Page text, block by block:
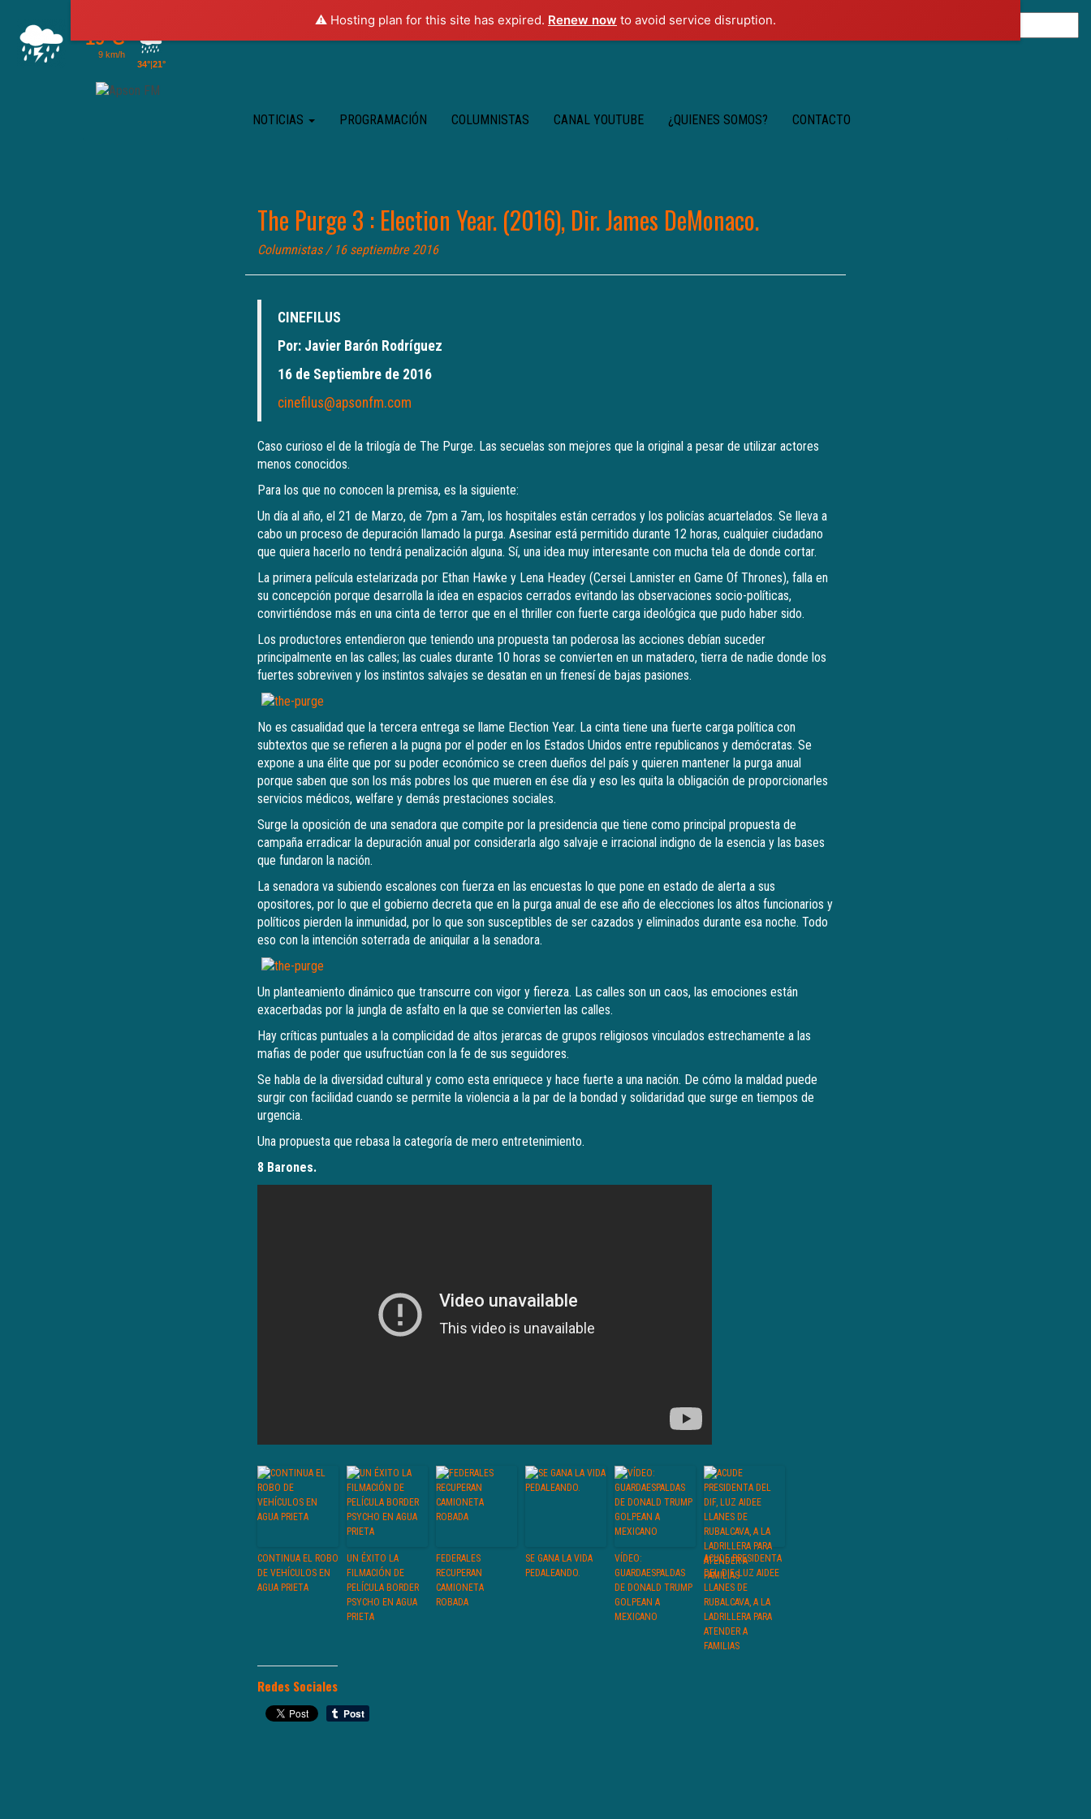
⚠️ Hosting plan for this site has expired. Renew now to avoid service disruption.
NOTICIAS PROGRAMACIÓN COLUMNISTAS CANAL YOUTUBE ¿QUIENES SOMOS? CONTACTO
The Purge 3 : Election Year. (2016), Dir. James DeMonaco.
Columnistas/ 16 septiembre 2016
CINEFILUS
Por: Javier Barón Rodríguez
16 de Septiembre de 2016
cinefilus@apsonfm.com
Caso curioso el de la trilogía de The Purge. Las secuelas son mejores que la original a pesar de utilizar actores
menos conocidos.
Para los que no conocen la premisa, es la siguiente:
Un día al año, el 21 de Marzo, de 7pm a 7am, los hospitales están cerrados y los policías acuartelados. Se lleva a
cabo un proceso de depuración llamado la purga. Asesinar está permitido durante 12 horas, cualquier ciudadano
que quiera hacerlo no tendrá penalización alguna. Sí, una idea muy interesante con mucha tela de donde cortar.
La primera película estelarizada por Ethan Hawke y Lena Headey (Cersei Lannister en Game Of Thrones), falla en
su concepción porque desarrolla la idea en espacios cerrados evitando las observaciones socio-políticas,
convirtiéndose más en una cinta de terror que en el thriller con fuerte carga ideológica que pudo haber sido.
Los productores entendieron que teniendo una propuesta tan poderosa las acciones debían suceder
principalmente en las calles; las cuales durante 10 horas se convierten en un matadero, tierra de nadie donde los
fuertes sobreviven y los instintos salvajes se desatan en un frenesí de bajas pasiones.
No es casualidad que la tercera entrega se llame Election Year. La cinta tiene una fuerte carga política con
subtextos que se refieren a la pugna por el poder en los Estados Unidos entre republicanos y demócratas. Se
expone a una élite que por su poder económico se creen dueños del país y quieren mantener la purga anual
porque saben que son los más pobres los que mueren en ése día y eso les quita la obligación de proporcionarles
servicios médicos, welfare y demás prestaciones sociales.
Surge la oposición de una senadora que compite por la presidencia que tiene como principal propuesta de
campaña erradicar la depuración anual por considerarla algo salvaje e irracional indigno de la esencia y las bases
que fundaron la nación.
La senadora va subiendo escalones con fuerza en las encuestas lo que pone en estado de alerta a sus
opositores, por lo que el gobierno decreta que en la purga anual de ese año de elecciones los altos funcionarios y
políticos pierden la inmunidad, por lo que son susceptibles de ser cazados y eliminados durante esa noche. Todo
eso con la intención soterrada de aniquilar a la senadora.
Un planteamiento dinámico que transcurre con vigor y fiereza. Las calles son un caos, las emociones están
exacerbadas por la jungla de asfalto en la que se convierten las calles.
Hay críticas puntuales a la complicidad de altos jerarcas de grupos religiosos vinculados estrechamente a las
mafias de poder que usufructúan con la fe de sus seguidores.
Se habla de la diversidad cultural y como esta enriquece y hace fuerte a una nación. De cómo la maldad puede
surgir con facilidad cuando se permite la violencia a la par de la bondad y solidaridad que surge en tiempos de
urgencia.
Una propuesta que rebasa la categoría de mero entretenimiento.
8 Barones.
CONTINUA EL ROBO
DE VEHÍCULOS EN
AGUA PRIETA
UN ÉXITO LA
FILMACIÓN DE
PELÍCULA BORDER
PSYCHO EN AGUA
PRIETA
FEDERALES
RECUPERAN
CAMIONETA
ROBADA
SE GANA LA VIDA
PEDALEANDO.
VÍDEO:
GUARDAESPALDAS
DE DONALD TRUMP
GOLPEAN A
MEXICANO
ACUDE PRESIDENTA
DEL DIF, LUZ AIDEE
LLANES DE
RUBALCAVA, A LA
LADRILLERA PARA
ATENDER A
FAMILIAS
Redes Sociales